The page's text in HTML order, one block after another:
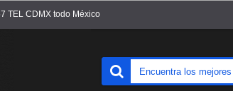
TEL CDMX todo México